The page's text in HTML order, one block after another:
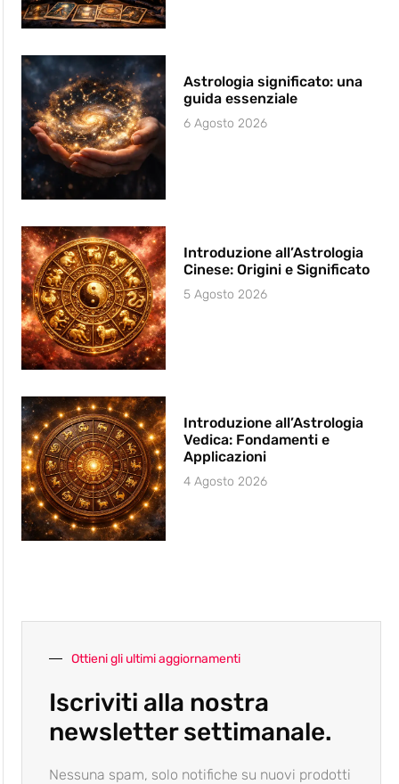
Astrologia significato: una
guida essenziale
6 Agosto 2026
Introduzione all’Astrologia
Cinese: Origini e Significato
5 Agosto 2026
Introduzione all’Astrologia
Vedica: Fondamenti e
Applicazioni
4 Agosto 2026
Ottieni gli ultimi aggiornamenti
Iscriviti alla nostra
newsletter settimanale.
Nessuna spam, solo notifiche su nuovi prodotti